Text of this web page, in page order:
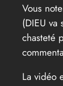
Vous
(DIEU
chasteté
La vidéo